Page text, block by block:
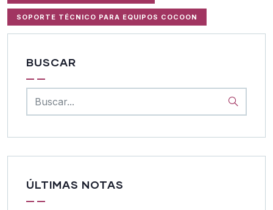
SOPORTE TÉCNICO PARA EQUIPOS COCOON
BUSCAR
ÚLTIMAS NOTAS